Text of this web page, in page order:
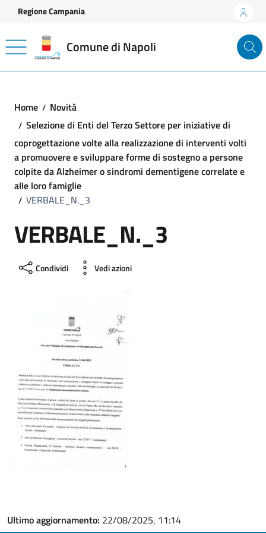
Vai ai contenuti
Vai al footer
Regione Campania
Comune di Napoli
Home
Novità
Selezione di Enti del Terzo Settore per iniziative di
coprogettazione volte alla realizzazione di interventi volti
a promuovere e sviluppare forme di sostegno a persone
colpite da Alzheimer o sindromi dementigene correlate e
alle loro famiglie
VERBALE_N._3
VERBALE_N._3
Condividi Vedi azioni
Ultimo aggiornamento: 22/08/2025, 11:14